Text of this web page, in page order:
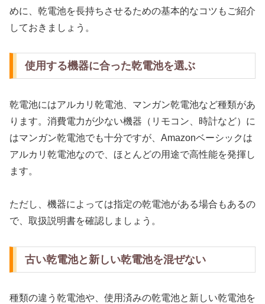
めに、乾電池を長持ちさせるための基本的なコツもご紹介
しておきましょう。
使用する機器に合った乾電池を選ぶ
乾電池にはアルカリ乾電池、マンガン乾電池など種類があ
ります。消費電力が少ない機器（リモコン、時計など）に
はマンガン乾電池でも十分ですが、Amazonベーシックは
アルカリ乾電池なので、ほとんどの用途で高性能を発揮し
ます。
ただし、機器によっては指定の乾電池がある場合もあるの
で、取扱説明書を確認しましょう。
古い乾電池と新しい乾電池を混ぜない
種類の違う乾電池や、使用済みの乾電池と新しい乾電池を